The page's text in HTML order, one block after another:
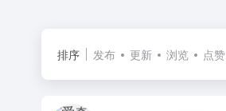
排序 发布 更新 浏览 点赞